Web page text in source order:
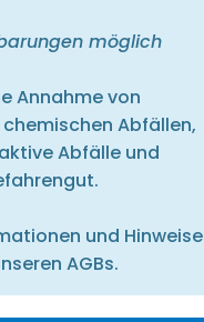
möglich
Annahme von
Abfällen,
Abfälle und
und Hinweise
AGBs.